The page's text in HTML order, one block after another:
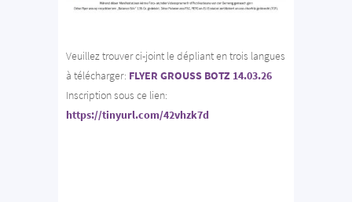
Veuillez trouver ci-joint le dépliant en trois langues
à télécharger: FLYER GROUSS BOTZ 14.03.26
Inscription sous ce lien:
https://tinyurl.com/42vhzk7d